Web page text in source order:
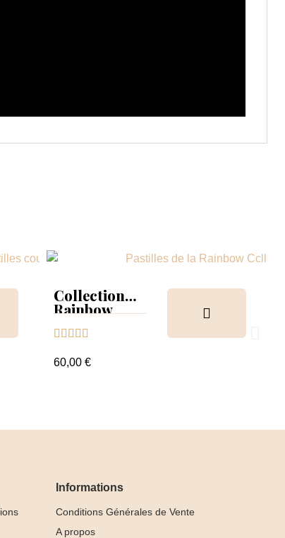
Collection
Rainbow
nuancier
    
60,00 €
Informations
Conditions Générales de Vente
A propos